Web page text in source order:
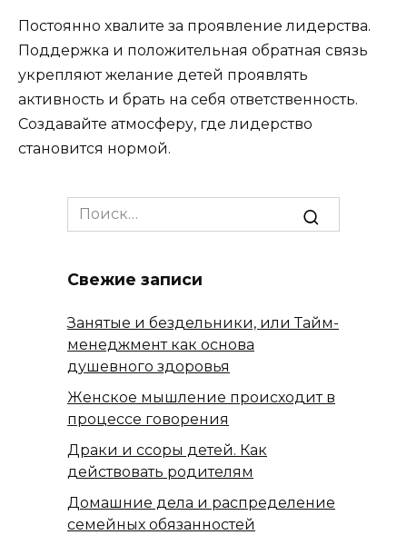
Постоянно хвалите за проявление лидерства.
Поддержка и положительная обратная связь
укрепляют желание детей проявлять
активность и брать на себя ответственность.
Создавайте атмосферу, где лидерство
становится нормой.
Search
for:
Свежие записи
Занятые и бездельники, или Тайм-
менеджмент как основа
душевного здоровья
Женское мышление происходит в
процессе говорения
Драки и ссоры детей. Как
действовать родителям
Домашние дела и распределение
семейных обязанностей